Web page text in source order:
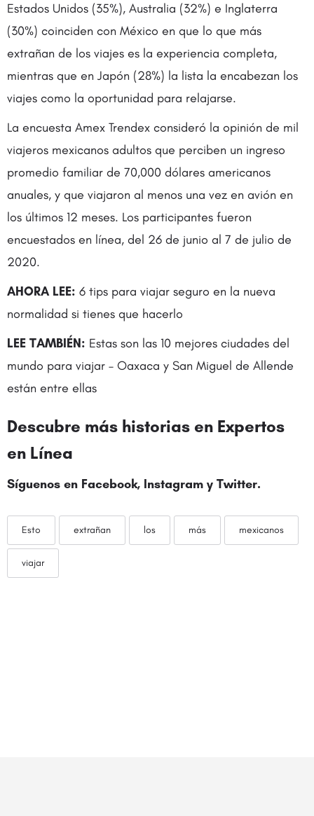
Estados Unidos (35%), Australia (32%) e Inglaterra
(30%) coinciden con México en que lo que más
extrañan de los viajes es la experiencia completa,
mientras que en Japón (28%) la lista la encabezan los
viajes como la oportunidad para relajarse.
La encuesta Amex Trendex consideró la opinión de mil
viajeros mexicanos adultos que perciben un ingreso
promedio familiar de 70,000 dólares americanos
anuales, y que viajaron al menos una vez en avión en
los últimos 12 meses. Los participantes fueron
encuestados en línea, del 26 de junio al 7 de julio de
2020.
AHORA LEE: 6 tips para viajar seguro en la nueva
normalidad si tienes que hacerlo
LEE TAMBIÉN: Estas son las 10 mejores ciudades del
mundo para viajar – Oaxaca y San Miguel de Allende
están entre ellas
Descubre más historias en Expertos
en Línea
Síguenos en Facebook, Instagram y Twitter.
Esto extrañan los más mexicanos
viajar